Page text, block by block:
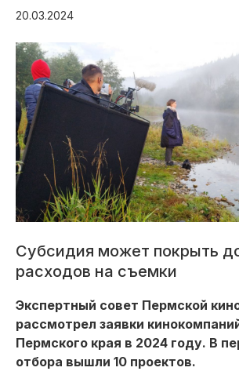
Благоустройство
20.03.2024
Субсидия может покрыть
расходов на съемки
Экспертный совет Пермской
рассмотрел заявки
Пермского края в 2024 году. В
отбора вышли 10 проектов.